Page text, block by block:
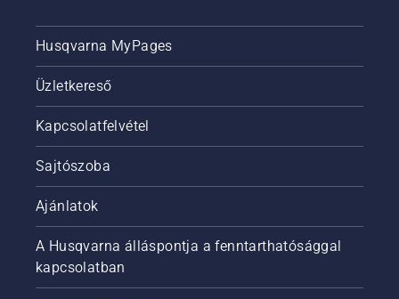
Husqvarna MyPages
Üzletkereső
Kapcsolatfelvétel
Sajtószoba
Ajánlatok
A Husqvarna álláspontja a fenntarthatósággal
kapcsolatban